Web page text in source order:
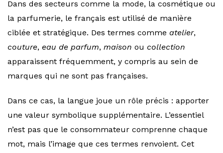
Dans des secteurs comme la mode, la cosmétique ou
la parfumerie, le français est utilisé de manière
ciblée et stratégique. Des termes comme atelier,
couture, eau de parfum, maison ou collection
apparaissent fréquemment, y compris au sein de
marques qui ne sont pas françaises.
Dans ce cas, la langue joue un rôle précis : apporter
une valeur symbolique supplémentaire. L’essentiel
n’est pas que le consommateur comprenne chaque
mot, mais l’image que ces termes renvoient. Cet